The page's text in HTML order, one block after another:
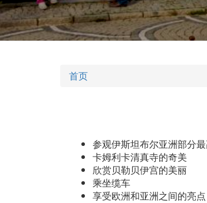
首页
参观伊斯坦布尔亚洲部分
卡姆利卡清真寺的奇美
欣赏贝勒贝伊宫的美丽
乘坐缆车
享受欧洲和亚洲之间的亮点